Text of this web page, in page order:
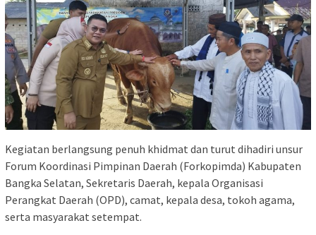
Kegiatan berlangsung penuh khidmat dan turut dihadiri unsur
Forum Koordinasi Pimpinan Daerah (Forkopimda) Kabupaten
Bangka Selatan, Sekretaris Daerah, kepala Organisasi
Perangkat Daerah (OPD), camat, kepala desa, tokoh agama,
serta masyarakat setempat.